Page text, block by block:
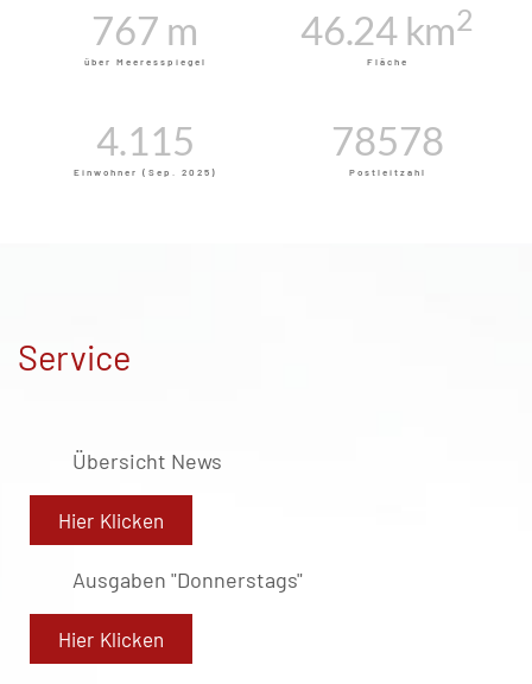
über Meeresspiegel
768 m
Fläche
46.24 km2
Einwohner (Sep. 2025)
4.115
Postleitzahl
78579
Service
Übersicht News
Hier Klicken
Ausgaben "Donnerstags"
Hier Klicken